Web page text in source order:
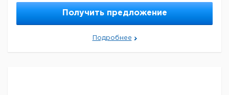
Получить предложение
Подробнее